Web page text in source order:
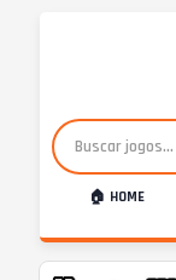
🏠 HOME